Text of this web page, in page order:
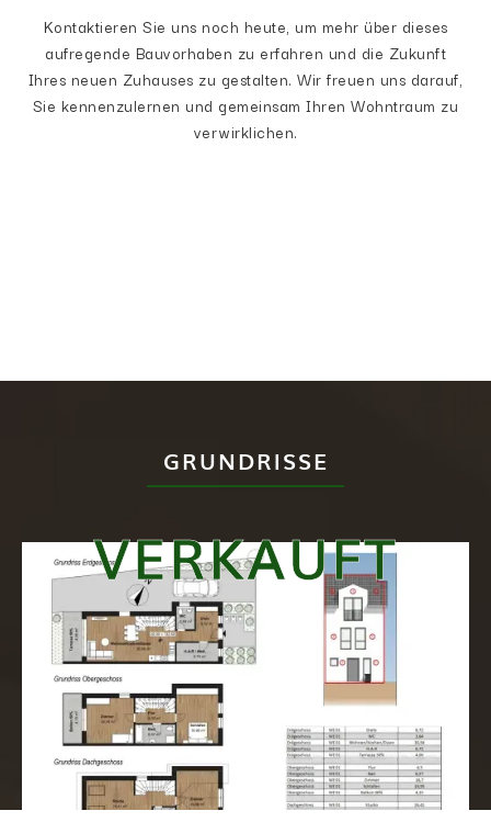
Kontaktieren Sie uns noch heute, um mehr über dieses
aufregende Bauvorhaben zu erfahren und die Zukunft
Ihres neuen Zuhauses zu gestalten. Wir freuen uns darauf,
Sie kennenzulernen und gemeinsam Ihren Wohntraum zu
verwirklichen.
GRUNDRISSE
VERKAUFT